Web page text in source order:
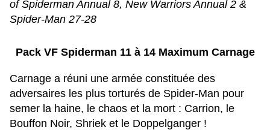
of Spiderman Annual 8, New Warriors Annual 2 &
Spider-Man 27-28
Pack VF Spiderman 11 à 14 Maximum Carnage
Carnage a réuni une armée constituée des
adversaires les plus torturés de Spider-Man pour
semer la haine, le chaos et la mort : Carrion, le
Bouffon Noir, Shriek et le Doppelganger !